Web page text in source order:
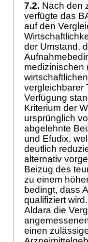
7.2. Nach den
verfügte das
auf den
der Umstand,
medizinischen
vergleichbarer
Verfügung
Kriterium der
ursprünglich
abgelehnte
und Efudix,
deutlich
alternativ
Beizug des
zu einem
bedingt, dass
qualifiziert
Aldara die
einen